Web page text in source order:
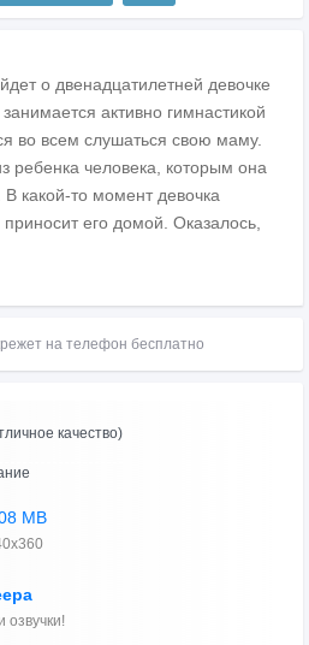
о двенадцатилетней девочке
активно гимнастикой
во всем слушаться свою маму.
ребенка человека, которым она
какой-то момент девочка
его домой. Оказалось,
на телефон бесплатно
качество)
MB
озвучки!